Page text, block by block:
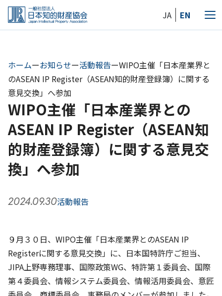
Skip
the
JA EN
メ
ホームーお知らせー活動報告ーWIPO主催「日本産業界と
のASEAN IP Register（ASEAN知的財産登録簿）に関する
意見交換」へ参加
WIPO主催「日本産業界との
ASEAN IP Register（ASEAN知
的財産登録簿）に関する意見交
換」へ参加
2024.09.30活動報告
９月３０日、WIPO主催「日本産業界とのASEAN IP
Registerに関する意見交換」に、日本国特許庁ご担当、
JIPA上野専務理事、国際政策WG、特許第１委員会、国際
第４委員会、情報システム委員会、情報活用委員会、意匠